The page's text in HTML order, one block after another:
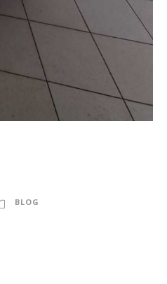
BLOG